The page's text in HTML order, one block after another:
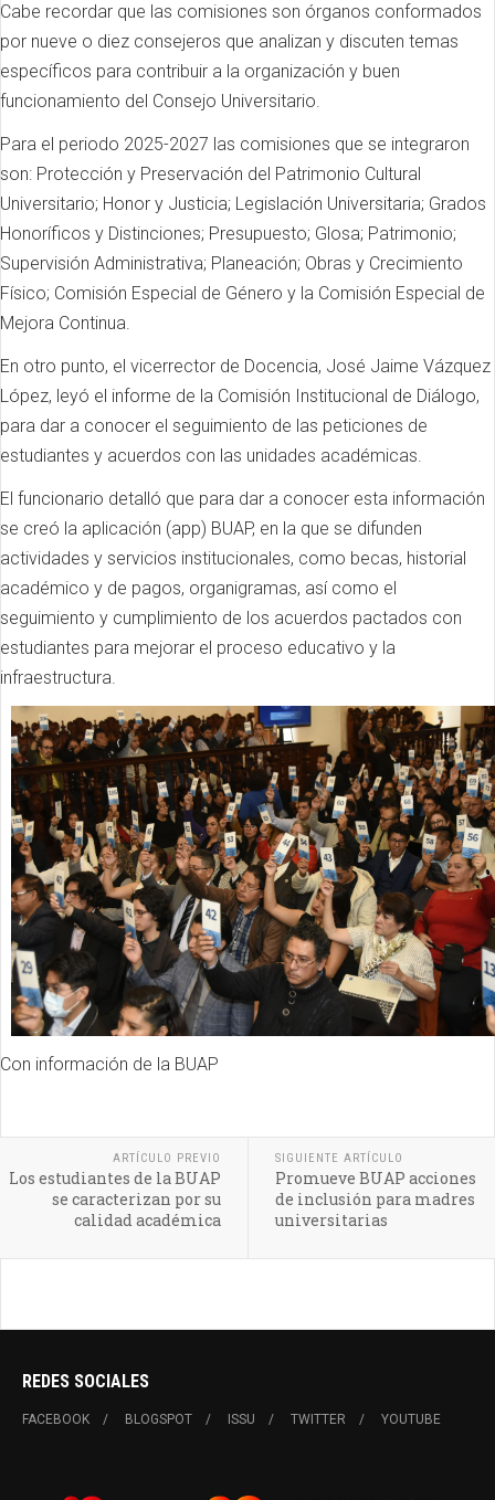
Cabe recordar que las comisiones son órganos conformados
por nueve o diez consejeros que analizan y discuten temas
específicos para contribuir a la organización y buen
funcionamiento del Consejo Universitario.
Para el periodo 2025-2027 las comisiones que se integraron
son: Protección y Preservación del Patrimonio Cultural
Universitario; Honor y Justicia; Legislación Universitaria; Grados
Honoríficos y Distinciones; Presupuesto; Glosa; Patrimonio;
Supervisión Administrativa; Planeación; Obras y Crecimiento
Físico; Comisión Especial de Género y la Comisión Especial de
Mejora Continua.
En otro punto, el vicerrector de Docencia, José Jaime Vázquez
López, leyó el informe de la Comisión Institucional de Diálogo,
para dar a conocer el seguimiento de las peticiones de
estudiantes y acuerdos con las unidades académicas.
El funcionario detalló que para dar a conocer esta información
se creó la aplicación (app) BUAP, en la que se difunden
actividades y servicios institucionales, como becas, historial
académico y de pagos, organigramas, así como el
seguimiento y cumplimiento de los acuerdos pactados con
estudiantes para mejorar el proceso educativo y la
infraestructura.
Con información de la BUAP
ARTÍCULO PREVIO
Los estudiantes de la BUAP
se caracterizan por su
calidad académica
SIGUIENTE ARTÍCULO
Promueve BUAP acciones
de inclusión para madres
universitarias
REDES SOCIALES
FACEBOOK BLOGSPOT ISSU TWITTER YOUTUBE